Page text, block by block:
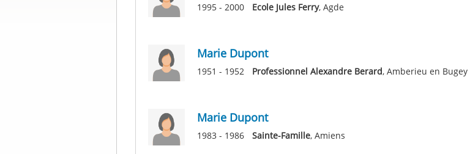
1995 - 2000 Ecole Jules Ferry, Agde
Marie Dupont
1951 - 1952 Professionnel Alexandre Berard, Amberieu en Bugey
Marie Dupont
1983 - 1986 Sainte-Famille, Amiens